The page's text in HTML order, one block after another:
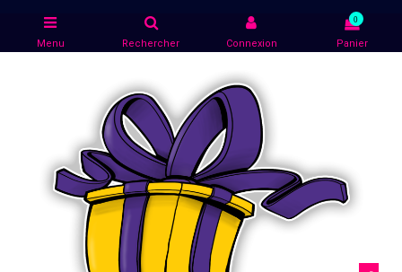
Menu Rechercher Connexion
0
Panier